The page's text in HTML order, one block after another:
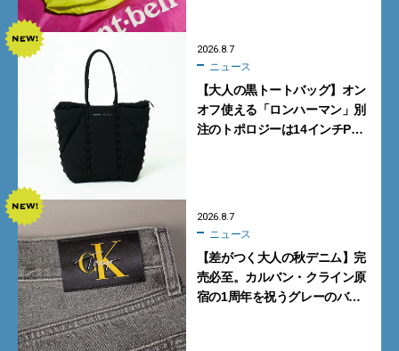
2026.8.7
ニュース
【大人の黒トートバッグ】オン
オフ使える「ロンハーマン」別
注のトポロジーは14インチPC
2026.8.7
ニュース
【差がつく大人の秋デニム】完
売必至。カルバン・クライン原
宿の1周年を祝うグレーのバ